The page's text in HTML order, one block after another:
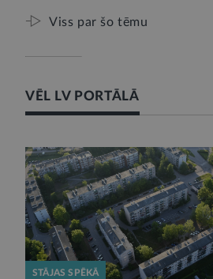
Viss par šo tēmu
VĒL LV PORTĀLĀ
STĀJAS SPĒKĀ